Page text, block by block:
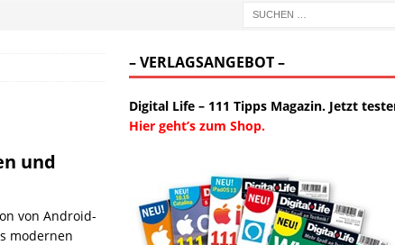
und
von Android-
modernen
– VERLAGSANGEBOT –
Digital Life – 111 Tipps Magazin. Jetzt
Hier geht’s zum Shop.